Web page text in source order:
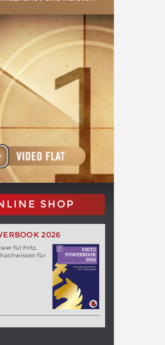
SHOP
2026
für Fritz.
für